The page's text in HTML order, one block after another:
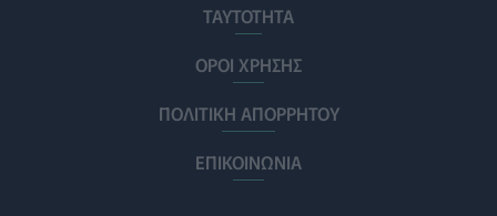
Ηλεκτρικά πατίνια: 3,5 φορές μεγαλύτερος ο κίνδυνος
07/08/2026 - 14:00
ΗΠΑ: Μεγάλη τράπεζα επενδύει 250 εκατ. δολάρια τον
χρόνο για φάρμακα GLP-1 στους εργαζομένους
07/08/2026 - 13:00
ΤΑΥΤΟΤΗΤΑ
ΟΡΟΙ ΧΡΗΣΗΣ
ΠΟΛΙΤΙΚΗ ΑΠΟΡΡΗΤΟΥ
ΕΠΙΚΟΙΝΩΝΙΑ